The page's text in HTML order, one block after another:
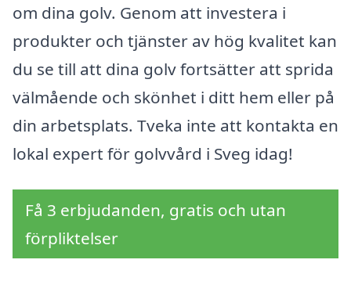
om dina golv. Genom att investera i
produkter och tjänster av hög kvalitet kan
du se till att dina golv fortsätter att sprida
välmående och skönhet i ditt hem eller på
din arbetsplats. Tveka inte att kontakta en
lokal expert för golvvård i Sveg idag!
Få 3 erbjudanden, gratis och utan
förpliktelser